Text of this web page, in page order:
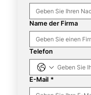
Name der Firma
Telefon
E-Mail *